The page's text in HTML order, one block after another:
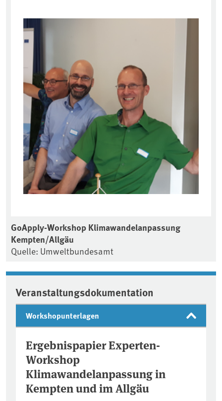
GoApply-Workshop Klimawandelanpassung
Kempten/Allgäu
Quelle: Umweltbundesamt
Veranstaltungsdokumentation
Workshopunterlagen
Ergebnispapier Experten-
Workshop
Klimawandelanpassung in
Kempten und im Allgäu